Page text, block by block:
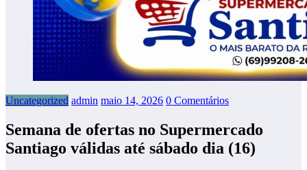
Uncategorized admin maio 14, 2026 0 Comentários
Semana de ofertas no Supermercado
Santiago válidas até sábado dia (16)